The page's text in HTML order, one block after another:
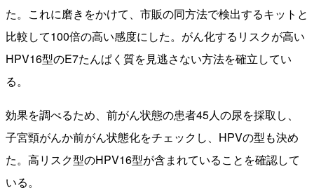
た。これに磨きをかけて、市販の同方法で検出するキットと
比較して100倍の高い感度にした。がん化するリスクが高い
HPV16型のE7たんぱく質を見逃さない方法を確立してい
る。
効果を調べるため、前がん状態の患者45人の尿を採取し、
子宮頸がんか前がん状態化をチェックし、HPVの型も決め
た。高リスク型のHPV16型が含まれていることを確認して
いる。